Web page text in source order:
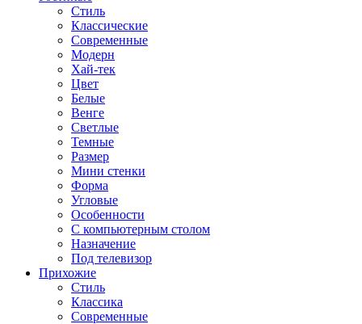
Стиль
Классические
Современные
Модерн
Хай-тек
Цвет
Белые
Венге
Светлые
Темные
Размер
Мини стенки
Форма
Угловые
Особенности
С компьютерным столом
Назначение
Под телевизор
Прихожие
Стиль
Классика
Современные